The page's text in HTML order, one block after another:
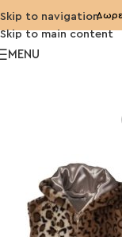
Skip to navigation
Skip to main content
MENU